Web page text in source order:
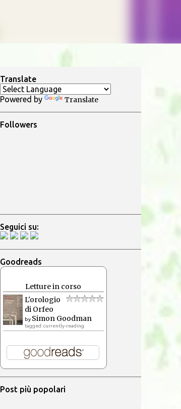
Translate
Powered by Translate
Followers
Seguici su:
Goodreads
Letture in corso
L'orologio
di Orfeo
by Simon Goodman
tagged: currently-reading
Post più popolari